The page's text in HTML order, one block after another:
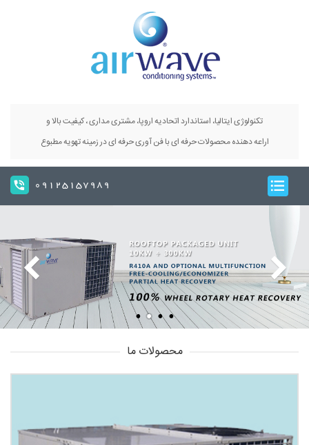
تکنولوژی ایتالیا، استاندارد اتحادیه اروپا، مشتری مداری ، کیفیت بالا و
اراعه دهنده محصولات حرفه ای با فن آوری حرفه ای در زمینه تهویه مطبوع
09125157989
محصولات ما